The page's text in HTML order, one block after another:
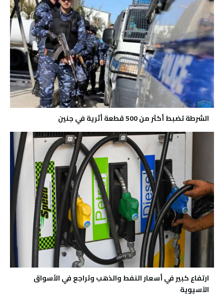
الشرطة تضبط أكثر من 500 قطعة أثرية في جنين
ارتفاع كبير في أسعار النفط والذهب وتراجع في الأسواق
الآسيوية